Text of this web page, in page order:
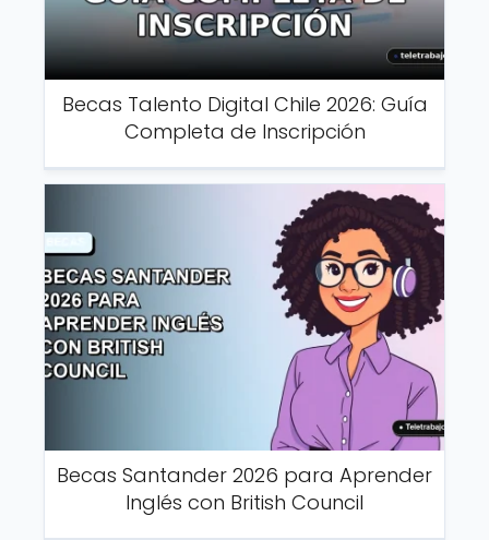
Becas Talento Digital Chile 2026: Guía
Completa de Inscripción
Becas Santander 2026 para Aprender
Inglés con British Council